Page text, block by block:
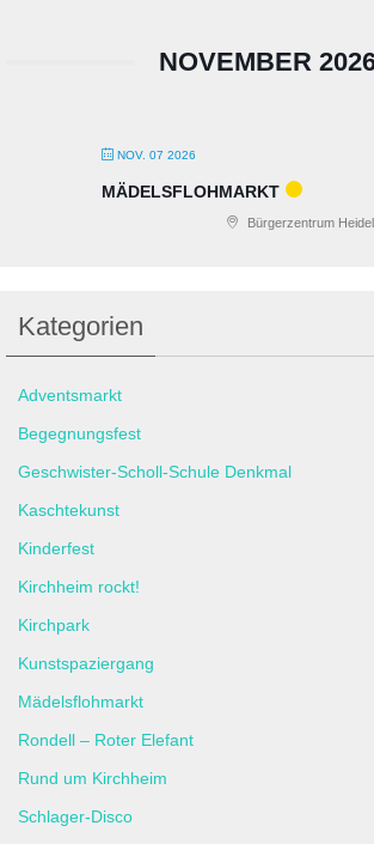
NOVEMBER
NOV. 07 2026
MÄDELSFLOHMARKT
Bürgerzentrum
Kategorien
Adventsmarkt
Begegnungsfest
Geschwister-Scholl-Schule Denkmal
Kaschtekunst
Kinderfest
Kirchheim rockt!
Kirchpark
Kunstspaziergang
Mädelsflohmarkt
Rondell – Roter Elefant
Rund um Kirchheim
Schlager-Disco